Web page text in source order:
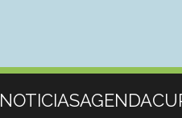
NOTICIASAGENDA